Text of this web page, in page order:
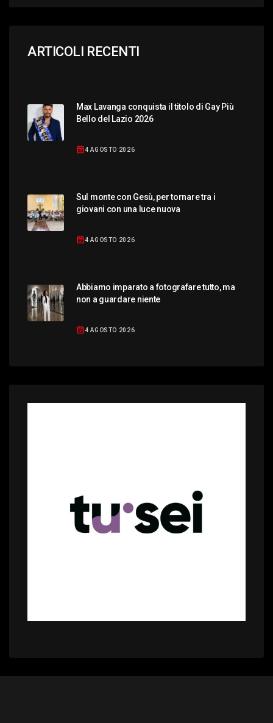
ARTICOLI RECENTI
Max Lavanga conquista il titolo di Gay Più
Bello del Lazio 2026
4 AGOSTO 2026
Sul monte con Gesù, per tornare tra i
giovani con una luce nuova
4 AGOSTO 2026
Abbiamo imparato a fotografare tutto, ma
non a guardare niente
4 AGOSTO 2026